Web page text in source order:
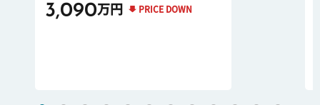
3,090万円 PRICE DOWN